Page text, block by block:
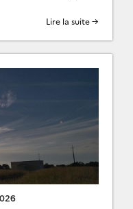
Lire la suite →